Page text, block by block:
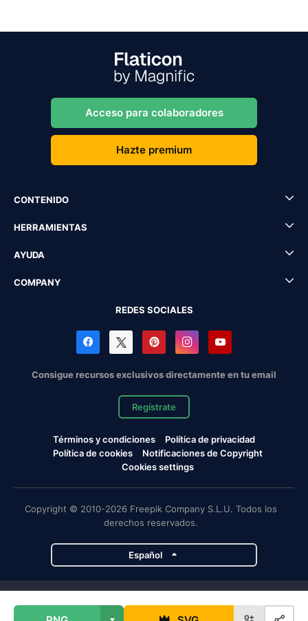
Acceso para colaboradores
Hazte premium
CONTENIDO
HERRAMIENTAS
AYUDA
COMPANY
REDES SOCIALES
Consigue recursos exclusivos directamente en tu email
Regístrate
Términos y condiciones
Política de privacidad
Política de cookies
Notificaciones de Copyright
Cookies settings
Copyright © 2010-2026 Freepik Company S.L.U. Todos los
derechos reservados.
Español